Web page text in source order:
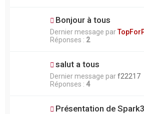
Bonjour à tous
Dernier message par
Réponses : 2
salut a tous
Dernier message parf22217
Réponses : 4
Présentation de